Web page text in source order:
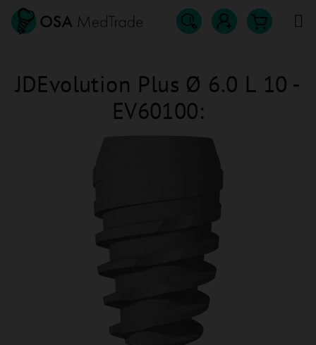
Přejít
obsah
Hledat
košík
JDEvolution Plus Ø 6.0 L 10 -
EV60100: